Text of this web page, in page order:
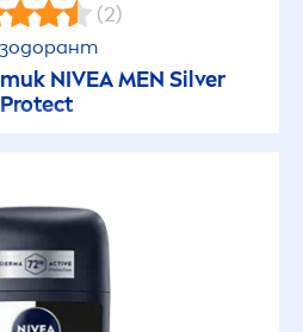
(2)
NIVEA MEN Silver
Protect